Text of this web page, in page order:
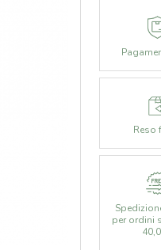
Reso
per ordini